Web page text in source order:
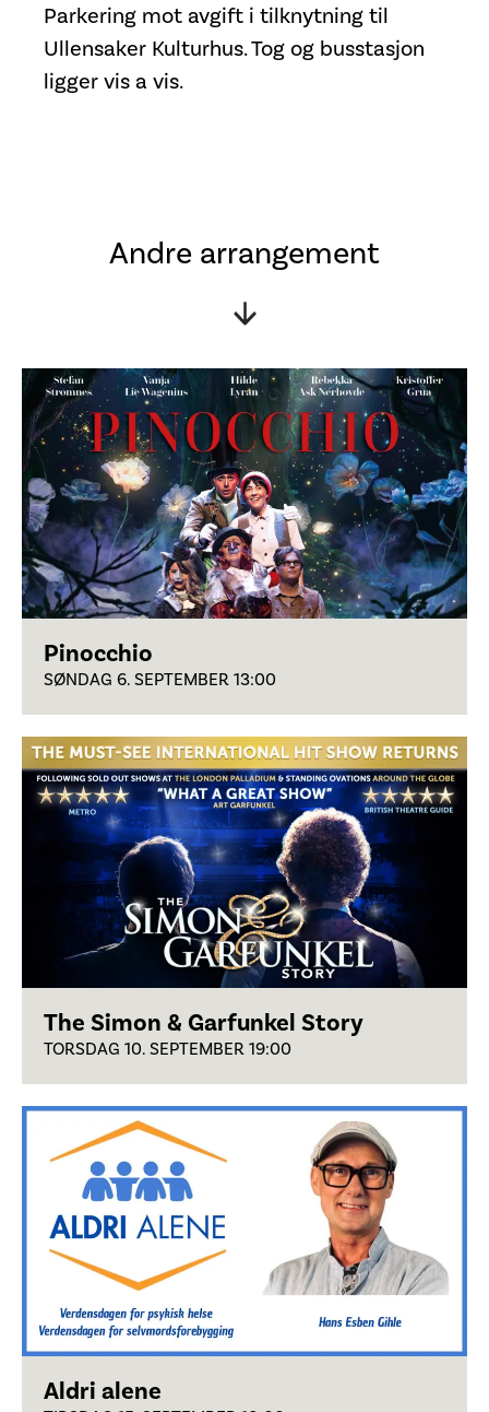
Parkering mot avgift i tilknytning til
Ullensaker Kulturhus. Tog og busstasjon
ligger vis a vis.
Andre arrangement
Pinocchio
SØNDAG 6. SEPTEMBER 13:00
The Simon & Garfunkel Story
TORSDAG 10. SEPTEMBER 19:00
Aldri alene